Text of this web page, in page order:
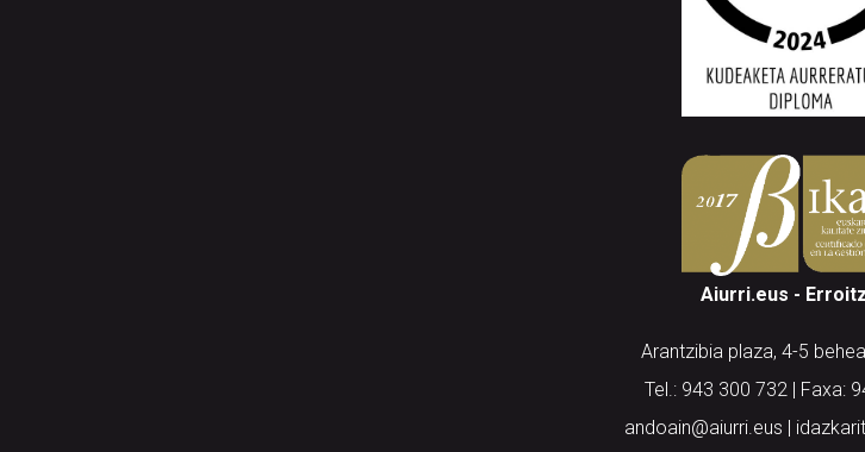
Aiurri.eus -
Arantzibia plaza, 4-5
Tel.: 943 300 732 | Faxa:
andoain@aiurri.eus |